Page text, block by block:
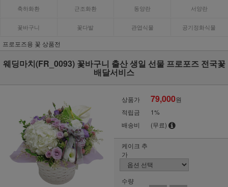
축하화환 근조화환 동양란 서양란
꽃바구니 꽃다발 관엽식물 공기정화식물
프로포즈용 꽃 상품전
웨딩마치(FR_0093) 꽃바구니 출산 생일 선물 프로포즈 전국꽃
배달서비스
상품가 79,000원
적립금
1%
배송비
(무료)
케이크 추
가
수량